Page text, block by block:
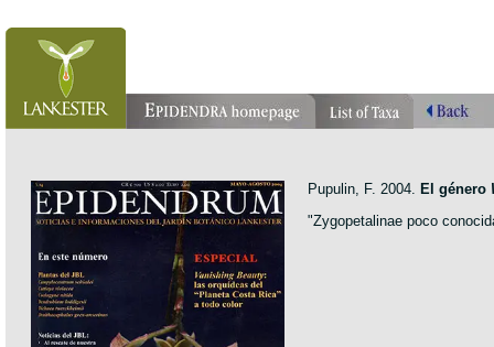
Pupulin, F. 2004. El género
"Zygopetalinae poco